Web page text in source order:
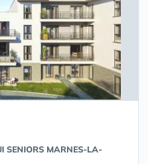
SENIORS MARNES-LA-